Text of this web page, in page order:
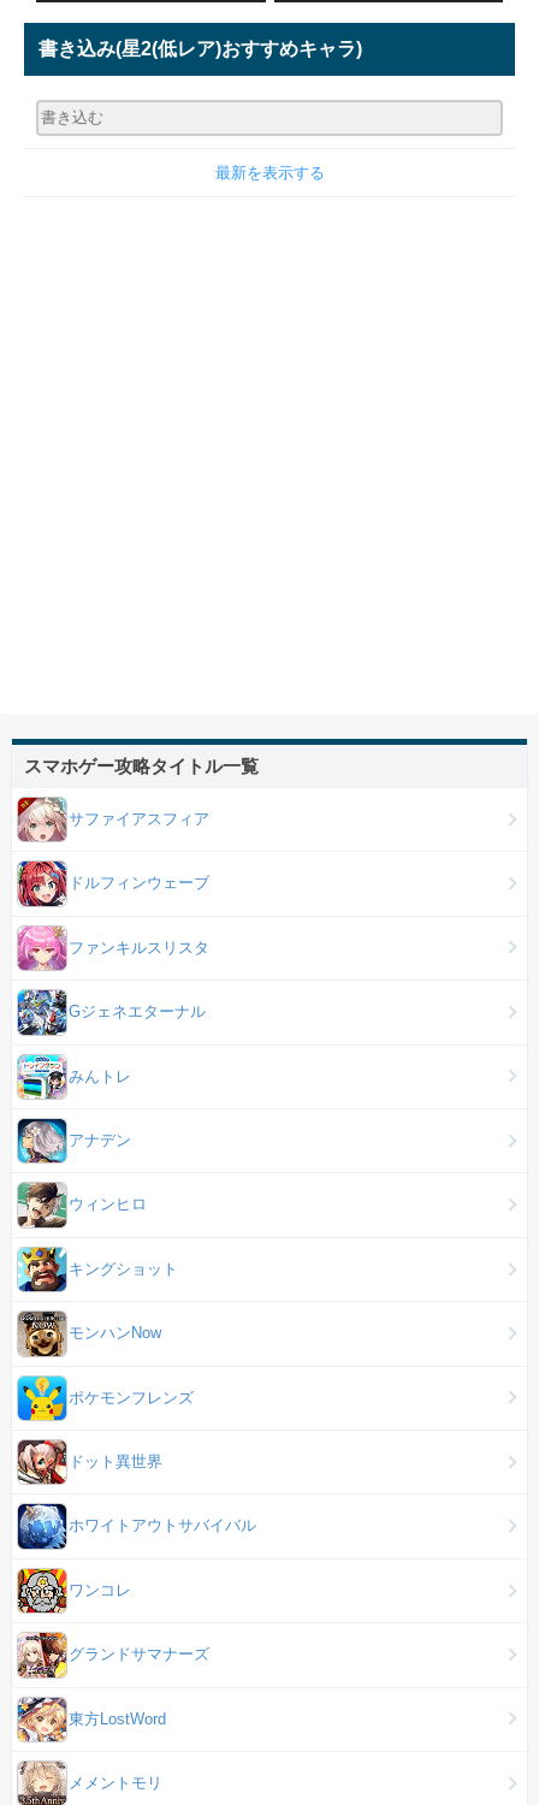
書き込み(星2(低レア)おすすめキャラ)
最新を表示する
スマホゲー攻略タイトル一覧
サファイアスフィア
ドルフィンウェーブ
ファンキルスリスタ
Gジェネエターナル
みんトレ
アナデン
ウィンヒロ
キングショット
モンハンNow
ポケモンフレンズ
ドット異世界
ホワイトアウトサバイバル
ワンコレ
グランドサマナーズ
東方LostWord
メメントモリ